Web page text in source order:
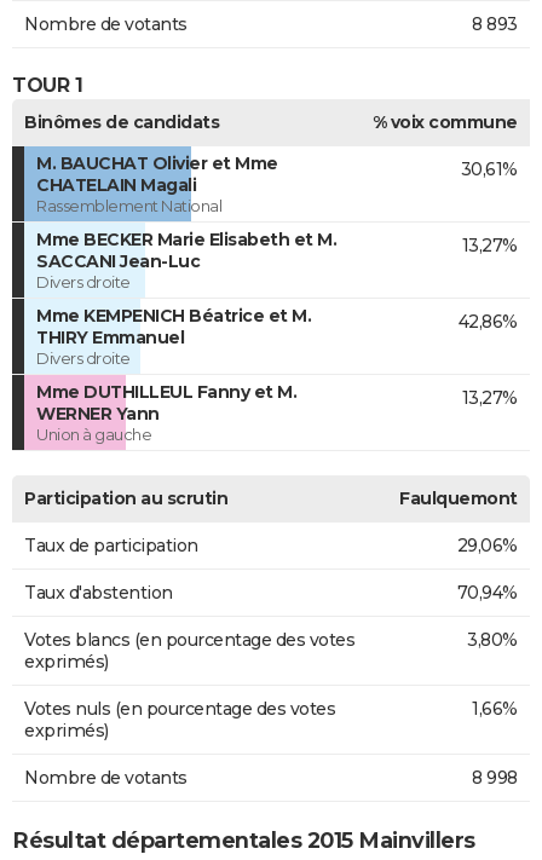
Nombre de votants 8 893
TOUR 1
Binômes de candidats
% voix commune
M. BAUCHAT Olivier et Mme
CHATELAIN Magali
Rassemblement National
30,61%
Mme BECKER Marie Elisabeth et M.
SACCANI Jean-Luc
Divers droite
13,27%
Mme KEMPENICH Béatrice et M.
THIRY Emmanuel
Divers droite
42,86%
Mme DUTHILLEUL Fanny et M.
WERNER Yann
Union à gauche
13,27%
Participation au scrutin Faulquemont
Taux de participation 29,06%
Taux d'abstention 70,94%
Votes blancs (en pourcentage des votes
exprimés)
3,80%
Votes nuls (en pourcentage des votes
exprimés)
1,66%
Nombre de votants 8 998
Résultat départementales 2015 Mainvillers